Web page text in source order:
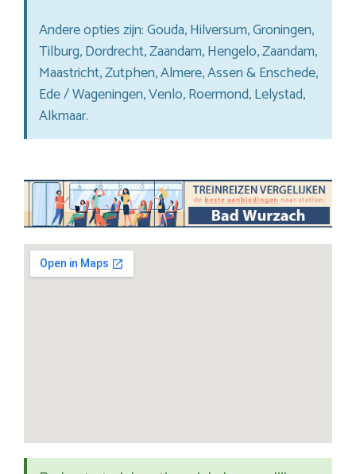
Andere opties zijn: Gouda, Hilversum, Groningen,
Tilburg, Dordrecht, Zaandam, Hengelo, Zaandam,
Maastricht, Zutphen, Almere, Assen & Enschede,
Ede / Wageningen, Venlo, Roermond, Lelystad,
Alkmaar.